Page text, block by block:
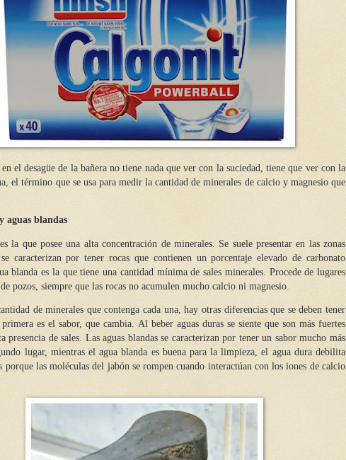
el desagüe de la bañera no tiene nada que ver con la suciedad, tiene que ver con la
el término que se usa para medir la cantidad de minerales de calcio y magnesio que
aguas blandas
la que posee una alta concentración de minerales. Se suele presentar en las zonas
caracterizan por tener rocas que contienen un porcentaje elevado de carbonato
blanda es la que tiene una cantidad mínima de sales minerales. Procede de lugares
pozos, siempre que las rocas no acumulen mucho calcio ni magnesio.
de minerales que contenga cada una, hay otras diferencias que se deben tener
es el sabor, que cambia. Al beber aguas duras se siente que son más fuertes
presencia de sales. Las aguas blandas se caracterizan por tener un sabor mucho más
lugar, mientras el agua blanda es buena para la limpieza, el agua dura debilita
porque las moléculas del jabón se rompen cuando interactúan con los iones de calcio